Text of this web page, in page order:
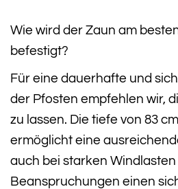
Wie wird der Zaun am
befestigt?
Für eine dauerhafte und
der Pfosten empfehlen wir,
zu lassen. Die tiefe von 83
ermöglicht eine
auch bei starken
Beanspruchungen einen